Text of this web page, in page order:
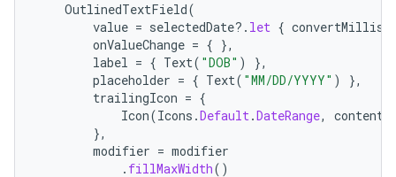
OutlinedTextField(
value = selectedDate?. let {
onValueChange = { },
label = { Text( "DOB" )
},
placeholder = { Text( "MM/DD/YYYY" )
},
trailingIcon = {
Icon(Icons .Default.DateRange,
},
modifier = modifier
. fillMaxWidth()